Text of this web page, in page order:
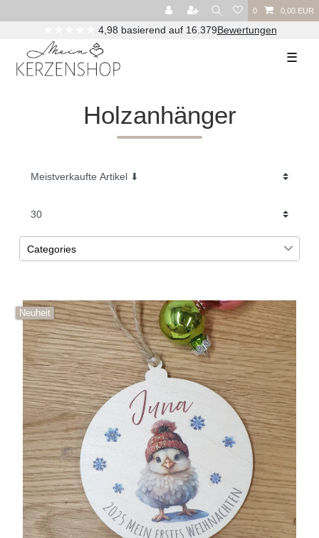
0 0,00 EUR
4,98 basierend auf 16.379Bewertungen
☰
Holzanhänger
Categories
Neuheit